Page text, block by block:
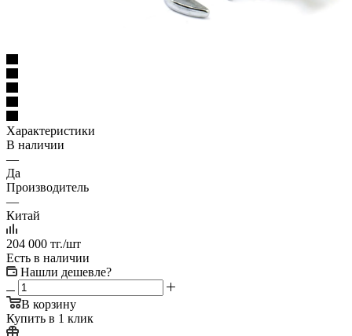
Характеристики
В наличии
—
Да
Производитель
—
Китай
204 000 тг./шт
Есть в наличии
Нашли дешевле?
В корзину
Купить в 1 клик